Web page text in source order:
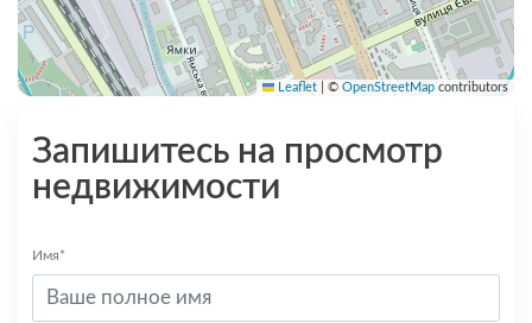
Leaflet © OpenStreetMap contributors
Запишитесь на просмотр
недвижимости
Имя*